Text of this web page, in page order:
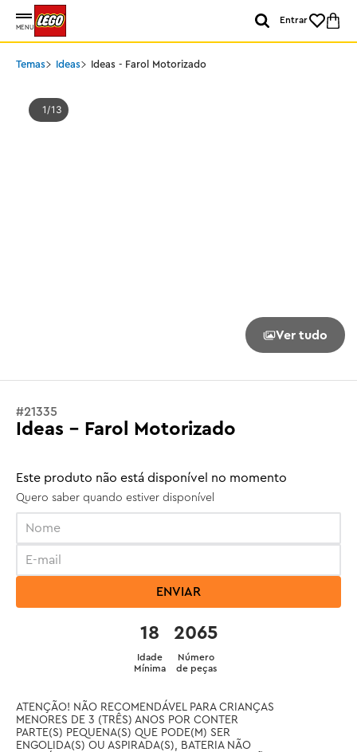
MENU
Entrar
Temas Ideas Ideas - Farol Motorizado
1 13
Ver tudo
#21335
Ideas - Farol Motorizado
Este produto não está disponível no momento
Quero saber quando estiver disponível
ENVIAR
2065
Número
de peças
18
Idade
Mínima
ATENÇÃO! NÃO RECOMENDÁVEL PARA CRIANÇAS
MENORES DE 3 (TRÊS) ANOS POR CONTER
PARTE(S) PEQUENA(S) QUE PODE(M) SER
ENGOLIDA(S) OU ASPIRADA(S), BATERIA NÃO